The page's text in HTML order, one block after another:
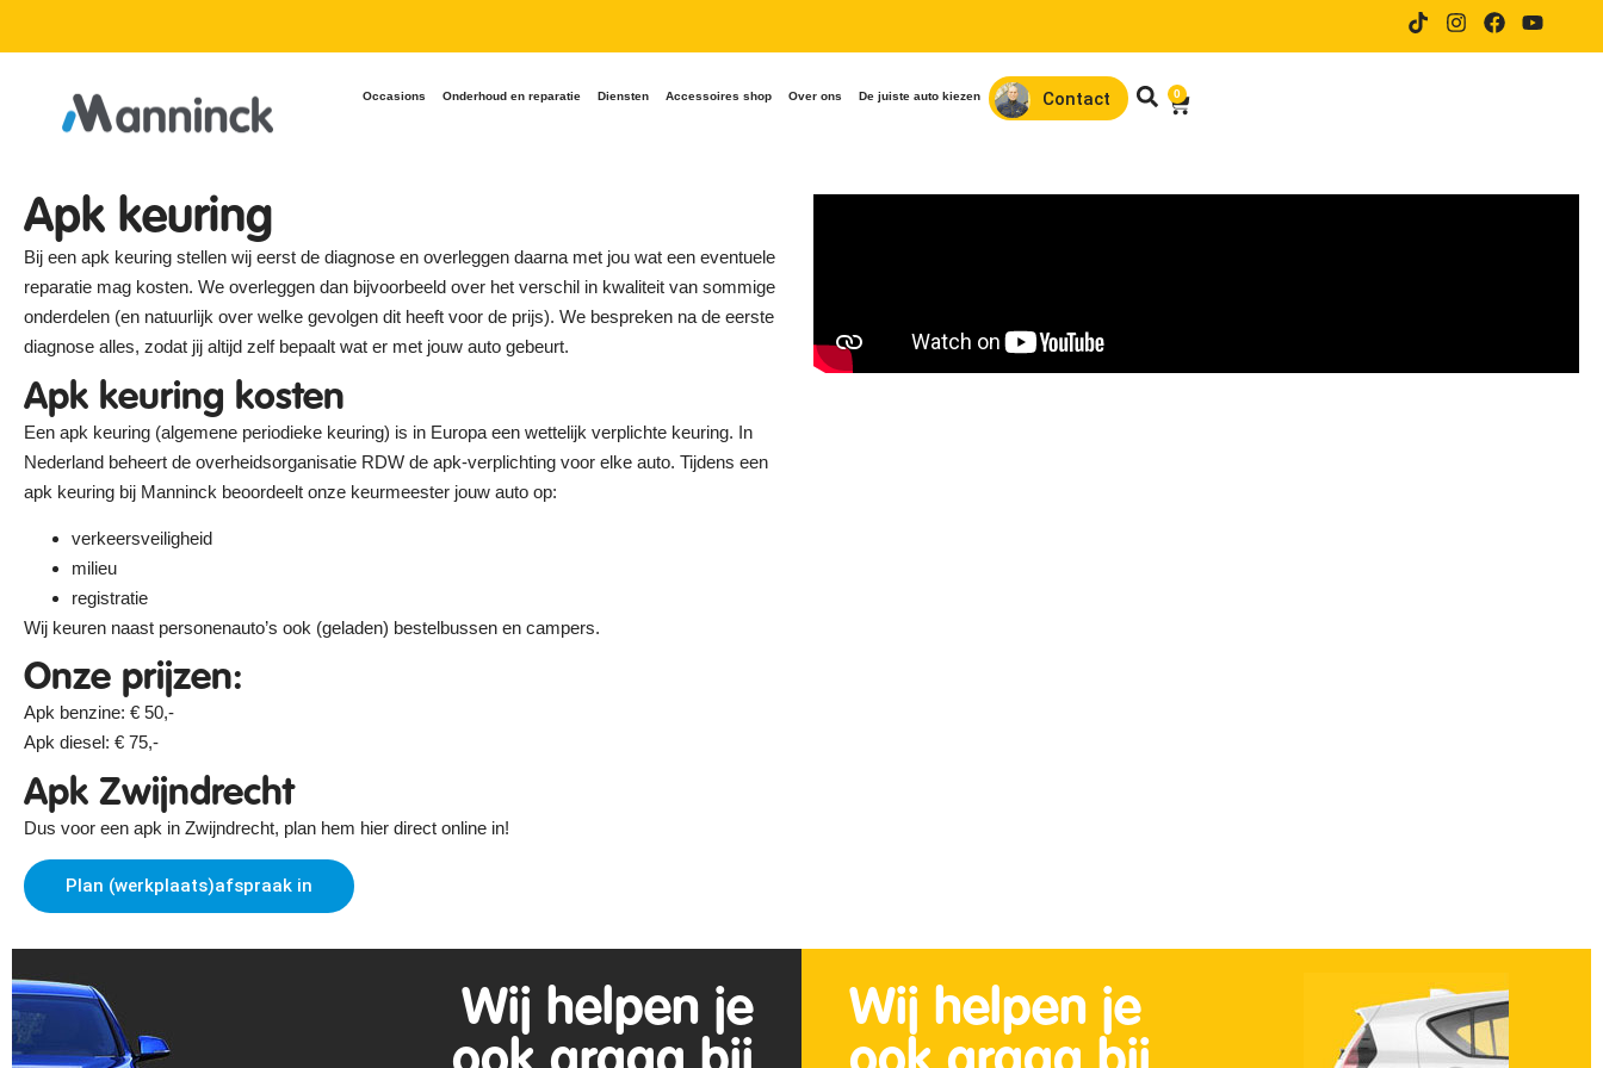
Occasions Onderhoud en reparatie Diensten Accessoires shop Over ons De juiste auto kiezen Contact 0
Apk keuring
Bij een apk keuring stellen wij eerst de diagnose en overleggen daarna met jou wat een eventuele
reparatie mag kosten. We overleggen dan bijvoorbeeld over het verschil in kwaliteit van sommige
onderdelen (en natuurlijk over welke gevolgen dit heeft voor de prijs). We bespreken na de eerste
diagnose alles, zodat jij altijd zelf bepaalt wat er met jouw auto gebeurt.
Apk keuring kosten
Een apk keuring (algemene periodieke keuring) is in Europa een wettelijk verplichte keuring. In
Nederland beheert de overheidsorganisatie RDW de apk-verplichting voor elke auto. Tijdens een
apk keuring bij Manninck beoordeelt onze keurmeester jouw auto op:
verkeersveiligheid
milieu
registratie
Wij keuren naast personenauto’s ook (geladen) bestelbussen en campers.
Onze prijzen:
Apk benzine: € 50,-
Apk diesel: € 75,-
Apk Zwijndrecht
Dus voor een apk in Zwijndrecht, plan hem hier direct online in!
Plan (werkplaats)afspraak in
Wij helpen je
Wij helpen je